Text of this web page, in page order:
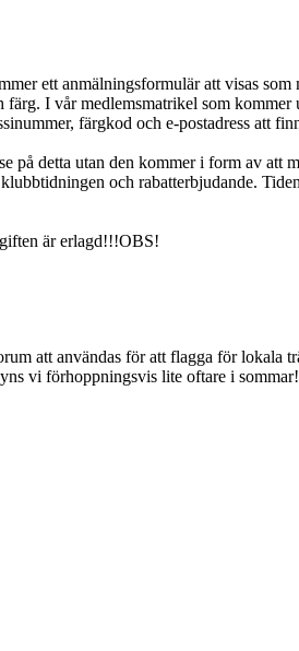
ett anmälningsformulär att visas
I vår medlemsmatrikel som
färgkod och e-postadress att
på detta utan den kommer i form av att
och rabatterbjudande.
är erlagd!!!OBS!
att användas för att flagga för lokala
vi förhoppningsvis lite oftare i sommar!